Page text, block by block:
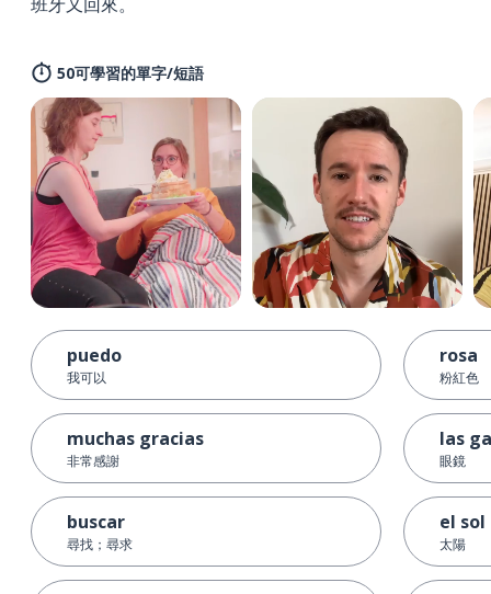
50可學習的單字/短語
puedo
我可以
muchas gracias
非常感謝
buscar
尋找；尋求
rosa
粉紅色
las
眼鏡
el sol
太陽